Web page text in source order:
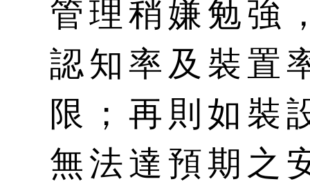
管理稍嫌勉強
認知率及裝置
限；再則如裝
無法達預期之